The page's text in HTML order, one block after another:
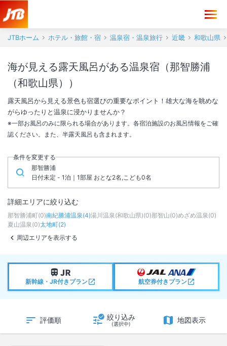
JTBホーム ホテル・旅館・宿 温泉宿・温泉旅行 近畿 和歌山県
海が見える露天風呂がある温泉宿（那智勝浦
（和歌山県））
露天風呂から見える景色も宿選びの重要なポイント！雄大な海を眺めな
がらゆったりと温泉に浸かりませんか？
※一部お風呂のみに限られる場合があります。各宿泊施設のお風呂情報をご確
認ください。また、半露天風呂も含まれます。
条件を変更する
那智勝浦
日付未定 - 1泊｜1部屋 おとな2名,こども0名
詳細エリアに絞り込む
那智勝浦町(0)南紀勝浦温泉(4)湯川温泉(和歌山県)(0)那智山(0)めざめ温泉(0)
夏山温泉(0)太地町(2)
周辺エリアを表示する
新幹線・JR付きプラン 航空券付きプラン
評価順 絞り込み
(選択中) 地図表示